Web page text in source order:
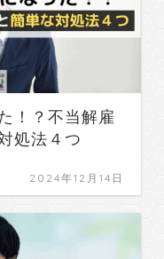
！？不当解雇
処法４つ
2024年12月14日